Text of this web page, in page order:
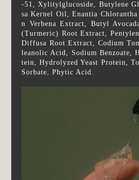
-51, Xylitylglucoside, Butylene
sa Kernel Oil, Enantia
n Verbena Extract, Butyl
(Turmeric) Root Extract,
Diffusa Root Extract, Codium
leanolic Acid, Sodium Benzoate,
tein, Hydrolyzed Yeast Protein,
Sorbate, Phytic Acid.